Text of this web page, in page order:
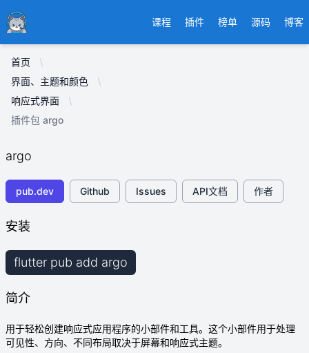
Ducafecat 课程 插件 榜单 源码 博客
首页
界面、主题和颜色
响应式界面
插件包 argo
argo
pub.dev Github Issues API文档 作者
安装
flutter pub add argo
简介
用于轻松创建响应式应用程序的小部件和工具。这个小部件用于处理
可见性、方向、不同布局取决于屏幕和响应式主题。